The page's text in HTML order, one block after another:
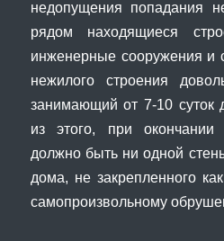
недопущения попадания
рядом находящиеся
инженерные сооружения и
нежилого строения
занимающий от 7-10 суток
из этого, при
должно быть ни одной
дома, не закрепленного
самопроизвольному